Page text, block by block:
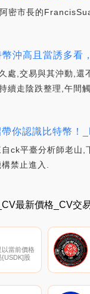
密市長的
沖高且當誘多看
處,交易與其沖動,
續走陰跌整理,午間
你認識比特幣！
ck平臺分析師老山
禁止進入.
最新價格_CV交
以當前價格
{USDK]股
。您